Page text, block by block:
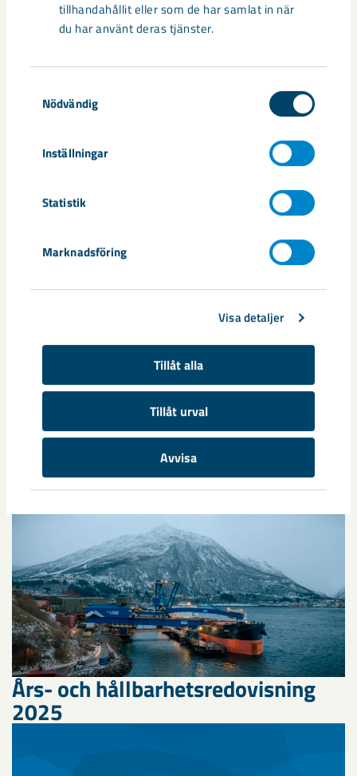
tillhandahållit eller som de har samlat in när
du har använt deras tjänster.
Nödvändig
Inställningar
Statistik
Marknadsföring
Visa detaljer
Tillåt alla
Tillåt urval
Avvisa
värdepappersmarknaden.
Documents
Pressmeddelande_LKAB:s delårsrapport för för
Dela
delårsrapport
Relaterat innehåll
Års- och hållbarhetsredovisning
2025